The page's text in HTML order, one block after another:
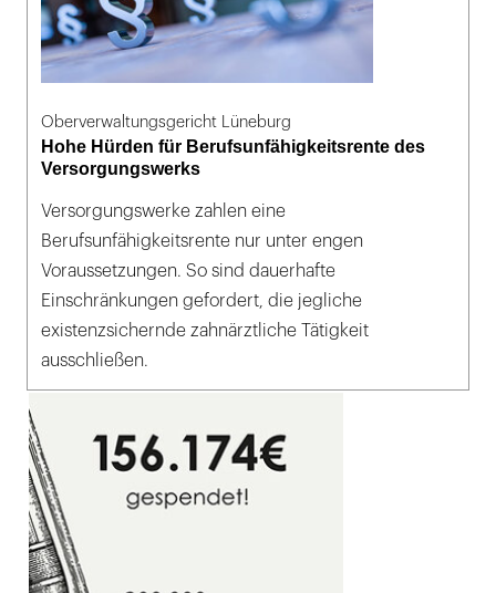
Oberverwaltungsgericht Lüneburg
Hohe Hürden für Berufsunfähigkeitsrente des
Versorgungswerks
Versorgungswerke zahlen eine
Berufsunfähigkeitsrente nur unter engen
Voraussetzungen. So sind dauerhafte
Einschränkungen gefordert, die jegliche
existenzsichernde zahnärztliche Tätigkeit
ausschließen.